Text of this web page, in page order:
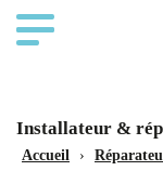
Installateur &
Accueil ›